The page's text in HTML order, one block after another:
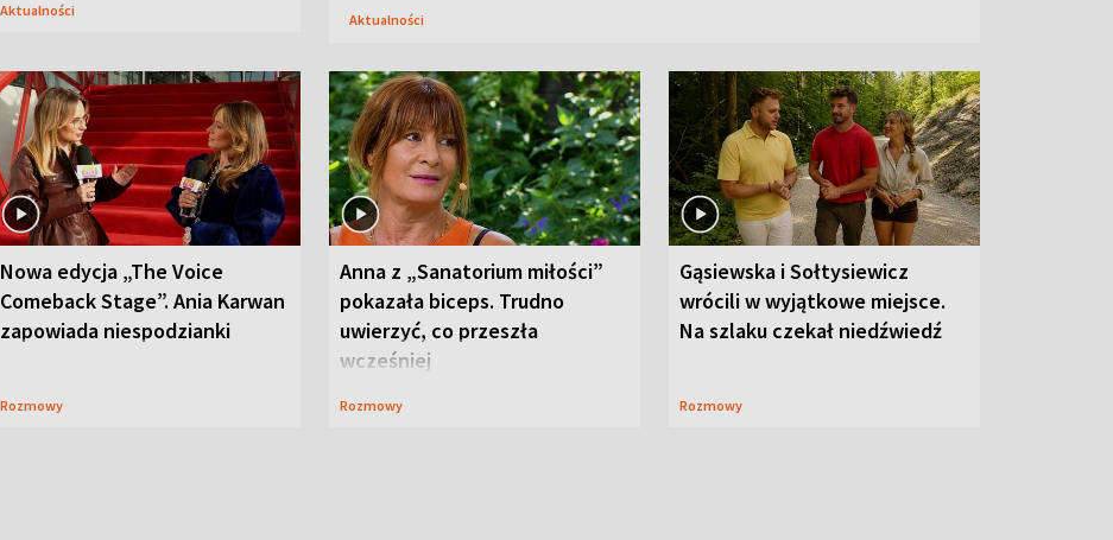
Aktualności
Aktualności
Nowa edycja „The Voice
Comeback Stage”. Ania Karwan
zapowiada niespodzianki
Rozmowy
Anna z „Sanatorium miłości”
pokazała biceps. Trudno
uwierzyć, co przeszła
wcześniej
Rozmowy
Gąsiewska i Sołtysiewicz
wrócili w wyjątkowe miejsce.
Na szlaku czekał niedźwiedź
Rozmowy